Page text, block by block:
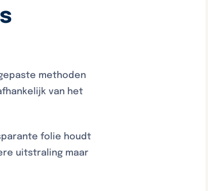
methoden
van het
folie houdt
uitstraling maar